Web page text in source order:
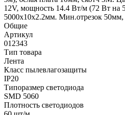
12V, мощность 14.4 Вт/м (72 Вт на
5000х10x2.2мм. Мин.отрезок 50мм,
Общие
Артикул
012343
Тип товара
Лента
Класс пылевлагозащиты
IP20
Типоразмер светодиода
SMD 5060
Плотность светодиодов